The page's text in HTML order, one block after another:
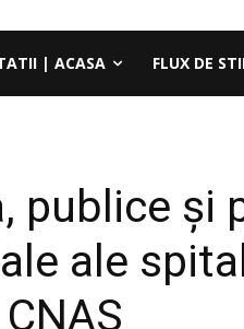
| ACASA FLUX DE
publice și
ale